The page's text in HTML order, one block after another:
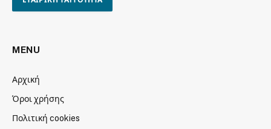
MENU
Αρχική
Όροι χρήσης
Πολιτική cookies